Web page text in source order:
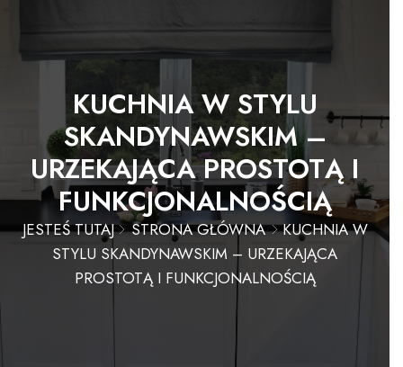
KUCHNIA W STYLU
SKANDYNAWSKIM –
URZEKAJĄCA PROSTOTĄ I
FUNKCJONALNOŚCIĄ
JESTEŚ TUTAJ STRONA GŁÓWNA
KUCHNIA W
STYLU SKANDYNAWSKIM – URZEKAJĄCA
PROSTOTĄ I FUNKCJONALNOŚCIĄ